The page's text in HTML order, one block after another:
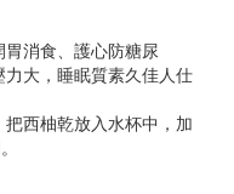
胃消食、護心防糖尿
力大，睡眠質素久佳人仕
把西柚乾放入水杯中，加